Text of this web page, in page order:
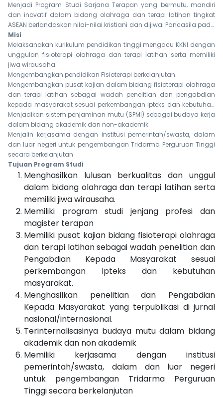
Menjadi Program Studi Sarjana Terapan yang bermutu, mandiri
dan inovatif dalam bidang olahraga dan terapi latihan tingkat
ASEAN berlandaskan nilai-nilai kristiani dan dijiwai Pancasila pada
tahun 2028.
Misi
Melaksanakan kurikulum pendidikan tinggi mengacu KKNI dengan
unggulan fisioterapi olahraga dan terapi latihan serta memiliki
jiwa wirausaha.
Mengembangkan pendidikan Fisioterapi berkelanjutan.
Mengembangkan pusat kajian dalam bidang fisioterapi olahraga
dan terapi latihan sebagai wadah penelitian dan pengabdian
kepada masyarakat sesuai perkembangan Ipteks dan kebutuhan
masyarakat.
Menjadikan sistem penjaminan mutu (SPMI) sebagai budaya kerja
dalam bidang akademik dan non-akademik
Menjalin kerjasama dengan institusi pemerintah/swasta, dalam
dan luar negeri untuk pengembangan Tridarma Perguruan Tinggi
secara berkelanjutan
Tujuan Program Studi
Menghasilkan lulusan berkualitas dan unggul
dalam bidang olahraga dan terapi latihan serta
memiliki jiwa wirausaha.
Memiliki program studi jenjang profesi dan
magister terapan
Memiliki pusat kajian bidang fisioterapi olahraga
dan terapi latihan sebagai wadah penelitian dan
Pengabdian Kepada Masyarakat sesuai
perkembangan Ipteks dan kebutuhan
masyarakat.
Menghasilkan penelitian dan Pengabdian
Kepada Masyarakat yang terpublikasi di jurnal
nasional/internasional.
Terinternalisasinya budaya mutu dalam bidang
akademik dan non akademik
Memiliki kerjasama dengan institusi
pemerintah/swasta, dalam dan luar negeri
untuk pengembangan Tridarma Perguruan
Tinggi secara berkelanjutan